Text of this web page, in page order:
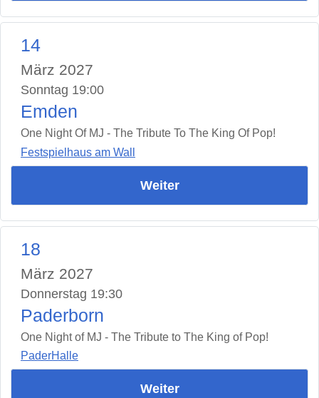
14
März 2027
Sonntag 19:00
Emden
One Night Of MJ - The Tribute To The King Of Pop!
Festspielhaus am Wall
Weiter
18
März 2027
Donnerstag 19:30
Paderborn
One Night of MJ - The Tribute to The King of Pop!
PaderHalle
Weiter